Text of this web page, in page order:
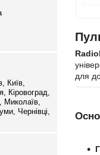
для
Київ,
Кіровоград,
Миколаїв,
Чернівці,